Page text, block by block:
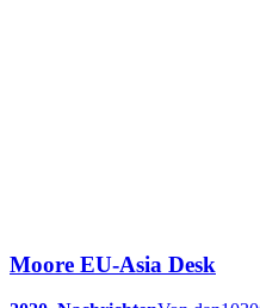
Moore EU-Asia Desk